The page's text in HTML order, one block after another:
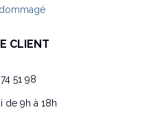
CLIENT
51 98
de 9h à 18h